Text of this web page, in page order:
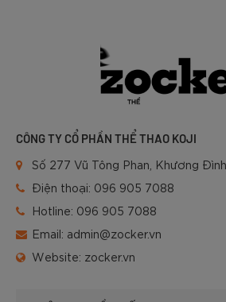
CÔNG TY CỔ PHẦN THỂ THAO KOJI
Số 277 Vũ Tông Phan, Khương
Điện thoại: 096 905 7088
Hotline: 096 905 7088
Email: admin@zocker.vn
Website: zocker.vn